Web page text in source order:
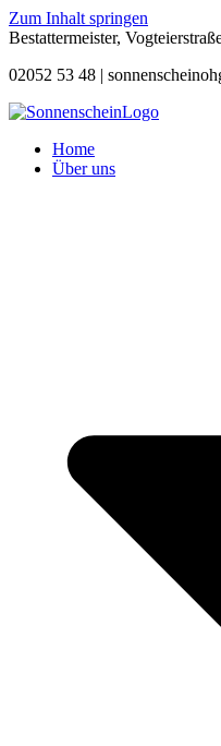
Zum Inhalt springen
Bestattermeister,
02052 53 48 |
Home
Über uns